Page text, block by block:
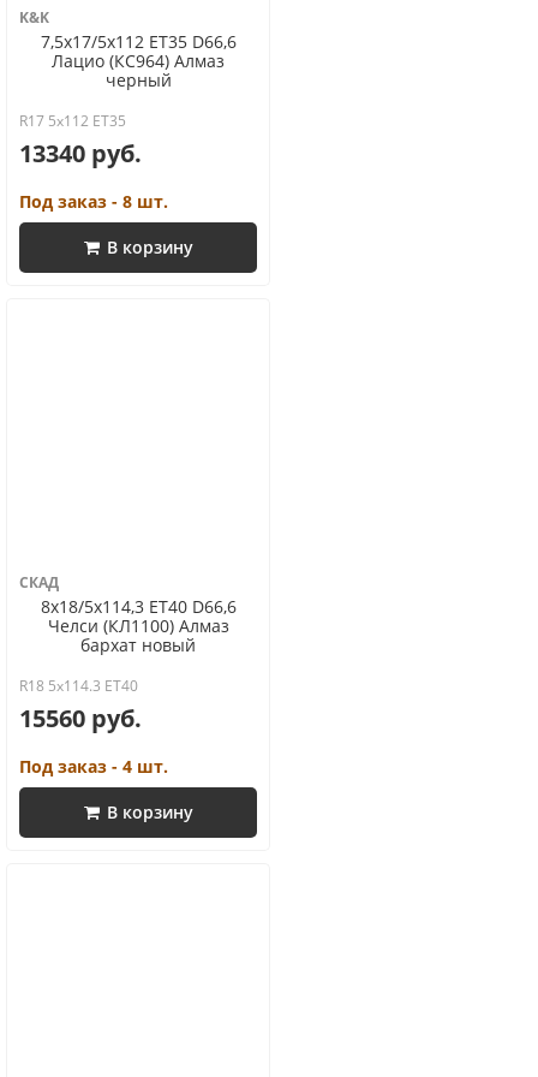
K&K
7,5x17/5x112 ET35 D66,6
Лацио (КС964) Алмаз
черный
R17 5x112 ET35
13340 руб.
Под заказ - 8 шт.
В корзину
СКАД
8x18/5x114,3 ET40 D66,6
Челси (КЛ1100) Алмаз
бархат новый
R18 5x114.3 ET40
15560 руб.
Под заказ - 4 шт.
В корзину